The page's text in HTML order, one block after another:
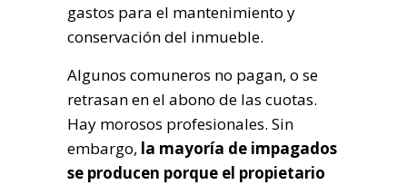
gastos para el mantenimiento y
conservación del inmueble.
Algunos comuneros no pagan, o se
retrasan en el abono de las cuotas.
Hay morosos profesionales. Sin
embargo, la mayoría de impagados
se producen porque el propietario